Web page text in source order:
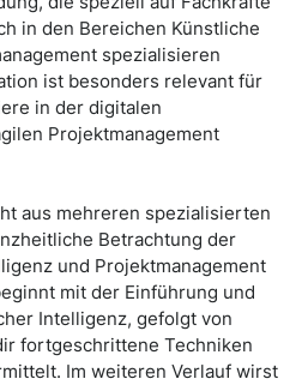
in den Bereichen Künstliche
spezialisieren
ist besonders relevant für
in der digitalen
Projektmanagement
aus mehreren spezialisierten
Betrachtung der
und Projektmanagement
mit der Einführung und
Intelligenz, gefolgt von
fortgeschrittene Techniken
Im weiteren Verlauf wirst